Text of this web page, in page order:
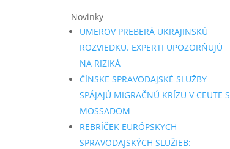
Novinky
UMEROV PREBERÁ UKRAJINSKÚ
ROZVIEDKU. EXPERTI UPOZORŇUJÚ
NA RIZIKÁ
ČÍNSKE SPRAVODAJSKÉ SLUŽBY
SPÁJAJÚ MIGRAČNÚ KRÍZU V CEUTE S
MOSSADOM
REBRÍČEK EURÓPSKYCH
SPRAVODAJSKÝCH SLUŽIEB: